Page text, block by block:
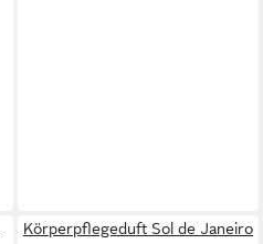
Körperpflegeduft Sol de Janeiro